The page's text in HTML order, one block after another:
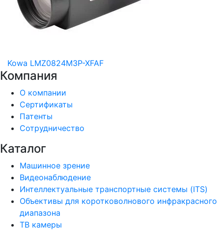
Kowa LMZ0824M3P-XFAF
Компания
О компании
Сертификаты
Патенты
Сотрудничество
Каталог
Машинное зрение
Видеонаблюдение
Интеллектуальные транспортные системы (ITS)
Объективы для коротковолнового инфракрасного
диапазона
ТВ камеры